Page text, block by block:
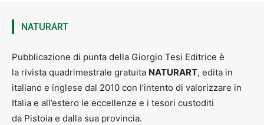
NATURART
Pubblicazione di punta della Giorgio Tesi Editrice è
la rivista quadrimestrale gratuita NATURART, edita in
italiano e inglese dal 2010 con l’intento di valorizzare in
Italia e all’estero le eccellenze e i tesori custoditi
da Pistoia e dalla sua provincia.